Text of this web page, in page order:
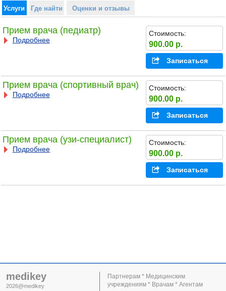
Услуги Где найти Оценки и отзывы
Прием врача (педиатр)
Подробнее
Стоимость:
900.00 р.
Записаться
Прием врача (спортивный врач)
Подробнее
Стоимость:
900.00 р.
Записаться
Прием врача (узи-специалист)
Подробнее
Стоимость:
900.00 р.
Записаться
medikey
2026@medikey
Партнерам * Медицинским
учреждениям * Врачам * Агентам